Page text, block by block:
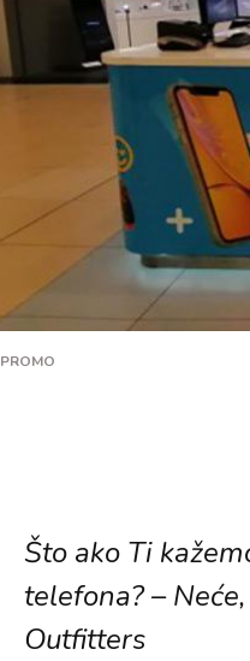
PROMO
Što ako Ti
telefona? –
Outfitters